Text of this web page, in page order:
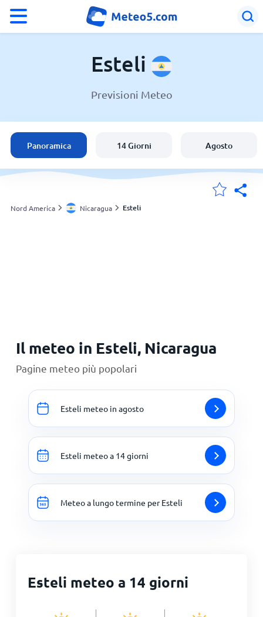
Nicaragua
Italia
Svizzera
Esteli
Previsioni Meteo
Panoramica 14 Giorni Agosto
Nord America Nicaragua Esteli
Il meteo in Esteli, Nicaragua
Pagine meteo più popolari
Esteli meteo in agosto
Esteli meteo a 14 giorni
Meteo a lungo termine per Esteli
Esteli meteo a 14 giorni